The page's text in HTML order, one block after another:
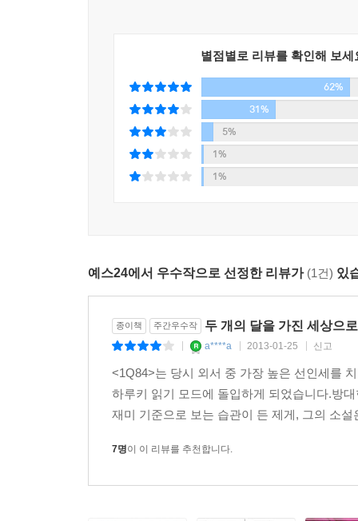
이 작품은 학생운동 이야기면서, 부자를 비롯한
아오마메와 덴고의 ‘사랑’이야기다.
홋카이도 신문
별점별로 리뷰를 확인해 보세
62%
31%
5%
1%
1%
예스24에서 우수작으로 선정한 리뷰가 (1건) 있
종이책 주간우수작 두 개의 달을 가진 세상으
a****a 2013-01-25 신고
<1Q84>는 당시 외서 중 가장 높은 선인세를
하루키 읽기 모드에 돌입하게 되었습니다.방
재미 기준으로 보는 습관이 든 제게, 그의 소
7명이 이 리뷰를 추천합니다.